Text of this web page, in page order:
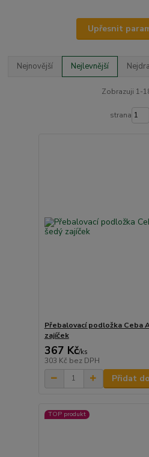
Upřesnit
Nejnovější Nejlevnější
Zobrazuji 1-
strana
Přebalovací podložka Ceba
zajíček
367 Kč/ks
303 Kč bez DPH
Přidat
TOP produkt